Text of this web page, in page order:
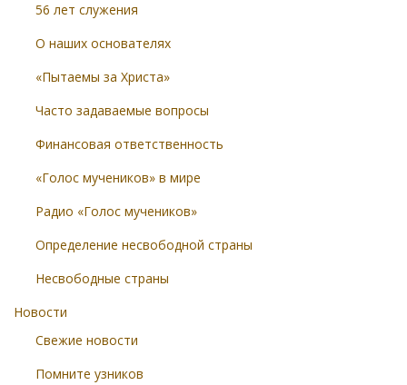
56 лет служения
О наших основателях
«Пытаемы за Христа»
Часто задаваемые вопросы
Финансовая ответственность
«Голос мучеников» в мире
Радио «Голос мучеников»
Определение несвободной страны
Несвободные страны
Новости
Свежие новости
Помните узников